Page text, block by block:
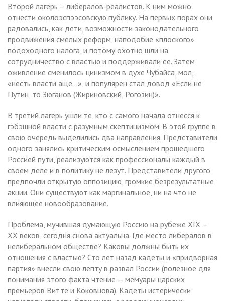
Второй лагерь – либералов-реалистов. К ним можно
отнести околоэспээсовскую публику. На первых порах они
радовались, как дети, возможности законодательного
продвижения смелых реформ, наподобие «плоского»
подоходного налога, и потому охотно шли на
сотрудничество с властью и поддерживали ее. Затем
оживление сменилось цинизмом в духе Чубайса, мол,
«несть власти аще…», и популярен стал довод «Если не
Путин, то Зюганов (Жириновский, Рогозин)».
В третий лагерь ушли те, кто с самого начала отнесся к
гэбэшной власти с разумным скептицизмом. В этой группе в
свою очередь выделились два направления. Представители
одного занялись критическим осмыслением прошедшего
Россией пути, реализуются как профессионалы каждый в
своем деле и в политику не лезут. Представители другого
предпочли открытую оппозицию, громкие безрезультатные
акции. Они существуют как маргинальное, ни на что не
влияющее новообразование.
Проблема, мучившая думающую Россию на рубеже XIX —
XX веков, сегодня снова актуальна. Где место либералов в
нелиберальном обществе? Каковы должны быть их
отношения с властью? Сто лет назад кадеты и «придворная
партия» внесли свою лепту в развал России (полезное для
понимания этого факта чтение — мемуары царских
премьеров Витте и Коковцова). Кадеты истерически